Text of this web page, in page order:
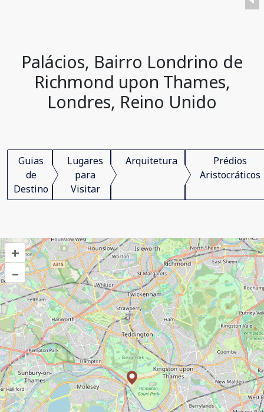
Palácios, Bairro Londrino de
Richmond upon Thames,
Londres, Reino Unido
Guias
de
Destino
Lugares
para
Visitar
Arquitetura
Prédios
Aristocráticos
+
–